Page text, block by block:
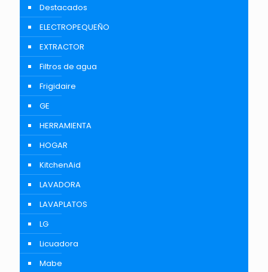
Destacados
ELECTROPEQUEÑO
EXTRACTOR
Filtros de agua
Frigidaire
GE
HERRAMIENTA
HOGAR
KitchenAid
LAVADORA
LAVAPLATOS
LG
Licuadora
Mabe